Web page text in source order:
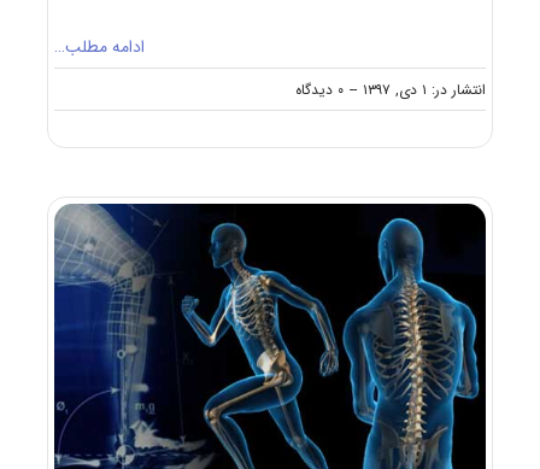
ادامه مطلب…
انتشار در: ۱ دی, ۱۳۹۷ -- ۰ دیدگاه
on
دانلود
۹۸
بیومکانیک
کد
۲۱۱۹